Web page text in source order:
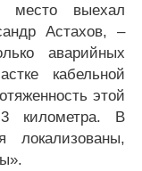
место выехал
Астахов, –
аварийных
кабельной
этой
километра. В
локализованы,